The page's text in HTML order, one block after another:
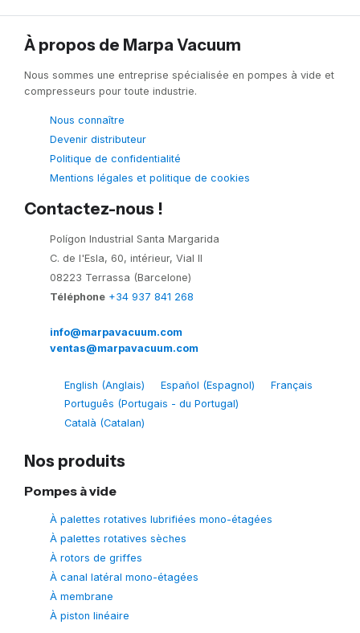
À propos de Marpa Vacuum
Nous sommes une entreprise spécialisée en pompes à vide et
compresseurs pour toute industrie.
Nous connaître
Devenir distributeur
Politique de confidentialité
Mentions légales et politique de cookies
Contactez-nous !
Polígon Industrial Santa Margarida
C. de l'Esla, 60, intérieur, Vial II
08223 Terrassa (Barcelone)
Téléphone +34 937 841 268
info@marpavacuum.com
ventas@marpavacuum.com
English (Anglais) Español (Espagnol)
Français
Português (Portugais - du Portugal)
Català (Catalan)
Nos produits
Pompes à vide
À palettes rotatives lubrifiées mono-étagées
À palettes rotatives sèches
À rotors de griffes
À canal latéral mono-étagées
À membrane
À piston linéaire